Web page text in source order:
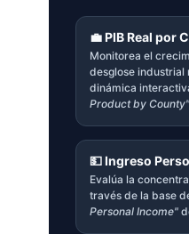
💼 PIB Real por
Monitorea el
desglose industrial
dinámica
Product by County"
💵 Ingreso
Evalúa la
través de la base
Personal Income"